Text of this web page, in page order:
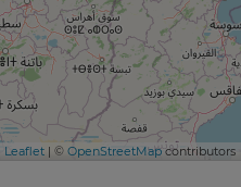
Leaflet | © OpenStreetMapcontributors